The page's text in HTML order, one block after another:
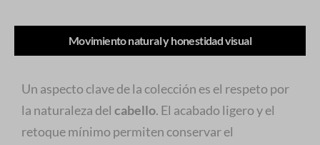
Movimiento natural y honestidad visual
Un aspecto clave de la colección es el respeto por
la naturaleza delcabello. El acabado ligero y el
retoque mínimo permiten conservar el